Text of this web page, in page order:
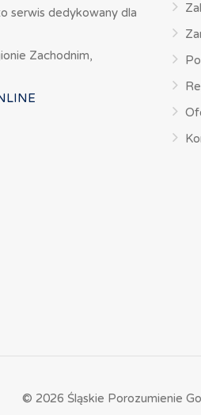
serwis dedykowany dla
Zachodnim,
© 2026 Śląskie Porozumienie